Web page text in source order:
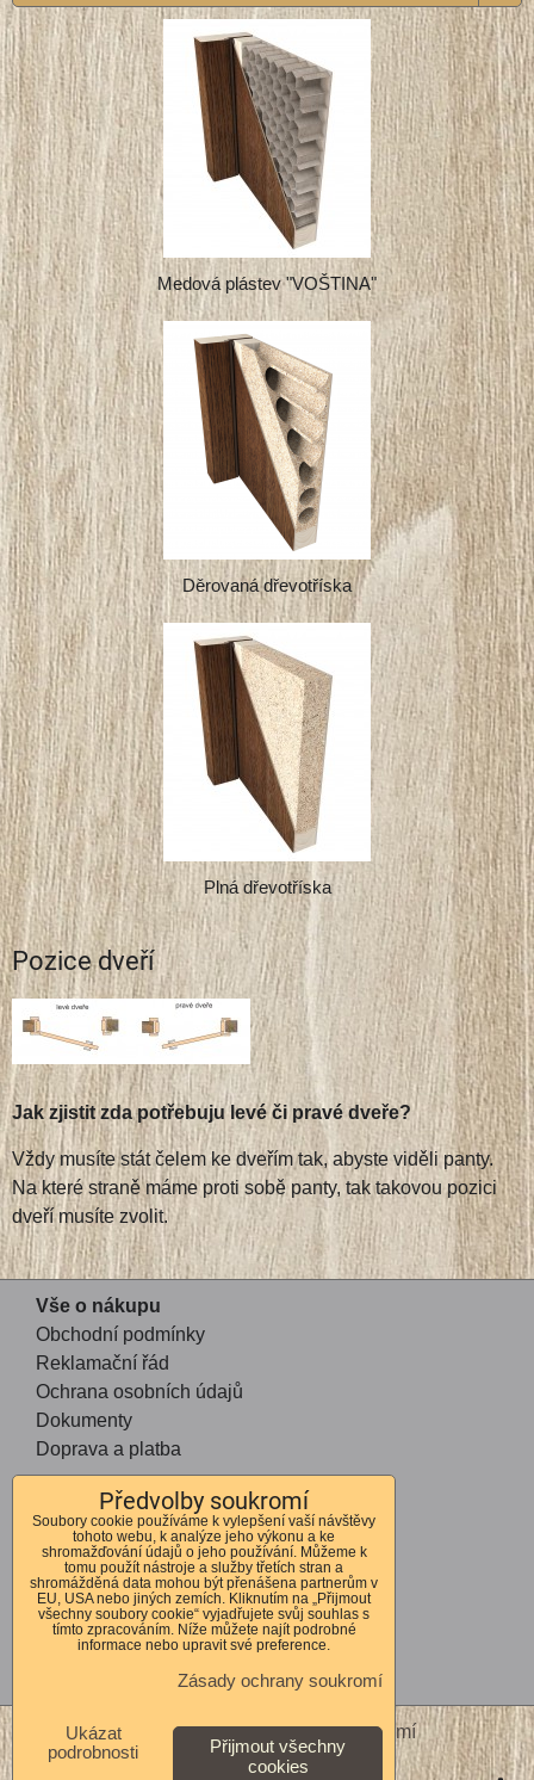
Medová plástev "VOŠTINA"
Děrovaná dřevotříska
Plná dřevotříska
Pozice dveří
Jak zjistit zda potřebuju levé či pravé dveře?
Vždy musíte stát čelem ke dveřím tak, abyste viděli panty.
Na které straně máme proti sobě panty, tak takovou pozici
dveří musíte zvolit.
Vše o nákupu
Obchodní podmínky
Reklamační řád
Ochrana osobních údajů
Dokumenty
Doprava a platba
Kontakt
Andrea Mohauptová
Kvítkov 56
Česká Lípa
470 01
DIČ CZ7762262310
Předvolby soukromí Zásady ochrany soukromí
Předvolby soukromí
Soubory cookie používáme k vylepšení vaší návštěvy
tohoto webu, k analýze jeho výkonu a ke
shromažďování údajů o jeho používání. Můžeme k
tomu použít nástroje a služby třetích stran a
shromážděná data mohou být přenášena partnerům v
EU, USA nebo jiných zemích. Kliknutím na „Přijmout
všechny soubory cookie“ vyjadřujete svůj souhlas s
tímto zpracováním. Níže můžete najít podrobné
informace nebo upravit své preference.
Zásady ochrany soukromí
Ukázat
podrobnosti
Přijmout všechny
cookies